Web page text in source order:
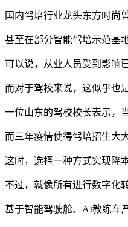
国内驾培行业龙头东方时尚
甚至在部分智能驾培示范基
可以说，从业人员受到影响
而对于驾校来说，这似乎也
一位山东的驾校校长表示，
而三年疫情使得驾培招生大
这时，选择一种方式实现降
不过，就像所有进行数字化
基于智能驾驶舱、AI教练车